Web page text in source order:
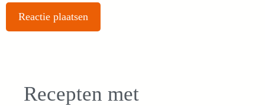
Recepten met